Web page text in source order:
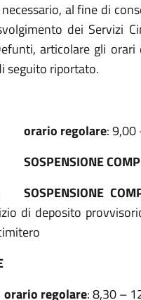
al fine di
dei Servizi
articolare gli
seguito riportato.
orario regolare: 9,00
SOSPENSIONE
SOSPENSIONE
di deposito
orario regolare: 8,30 –